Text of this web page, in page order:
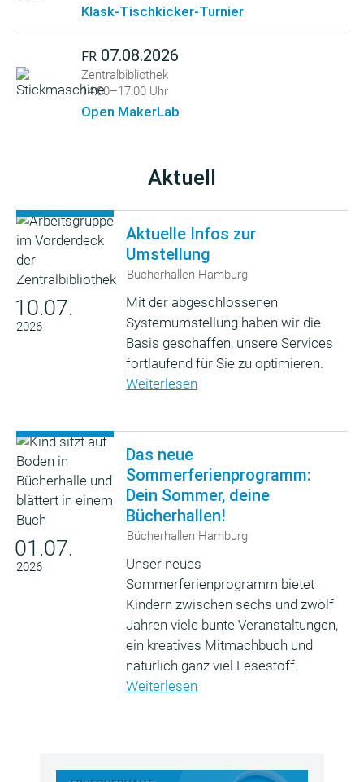
Klask-Tischkicker-Turnier
FR 07.08.2026
Zentralbibliothek
14:00–17:00 Uhr
Open MakerLab
Aktuell
10.07.
2026
Aktuelle Infos zur
Umstellung
Bücherhallen Hamburg
Mit der abgeschlossenen
Systemumstellung haben wir die
Basis geschaffen, unsere Services
fortlaufend für Sie zu optimieren.
Weiterlesen
01.07.
2026
Das neue
Sommerferienprogramm:
Dein Sommer, deine
Bücherhallen!
Bücherhallen Hamburg
Unser neues
Sommerferienprogramm bietet
Kindern zwischen sechs und zwölf
Jahren viele bunte Veranstaltungen,
ein kreatives Mitmachbuch und
natürlich ganz viel Lesestoff.
Weiterlesen